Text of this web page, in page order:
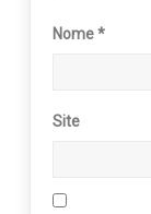
Nome*
Site